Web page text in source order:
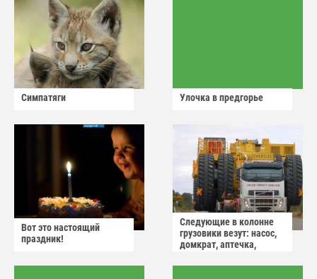
Симпатяги Улочка в предгорье
Вот это настоящий
праздник!
Следующие в колонне
грузовики везут: насос,
домкрат, аптечка,